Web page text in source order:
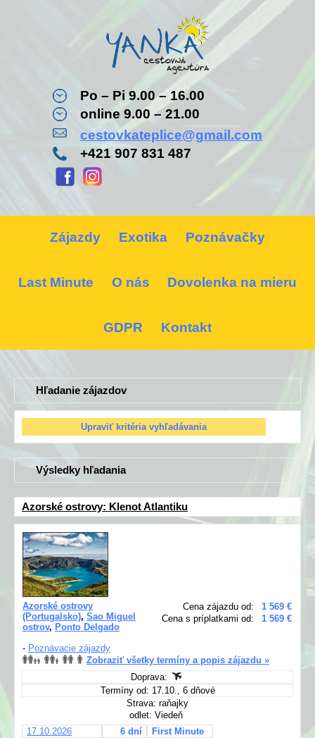
Po – Pi 9.00 – 16.00
online 9.00 – 21.00
cestovkateplice@gmail.com
+421 907 831 487
Zájazdy Exotika Poznávačky
Last Minute O nás Dovolenka na mieru
GDPR Kontakt
Hľadanie zájazdov
Výsledky hľadania
Azorské ostrovy: Klenot Atlantiku
Cena zájazdu od:
1 569 €
Cena s príplatkami od:
1 569 €
Azorské ostrovy
(Portugalsko), Sao Miguel
ostrov, Ponto Delgado
- Poznávacie zájazdy
Zobraziť všetky termíny a popis zájazdu »
Doprava:
Termíny od: 17.10., 6 dňové
Strava: raňajky
odlet: Viedeň
17.10.2026
6 dní
First Minute